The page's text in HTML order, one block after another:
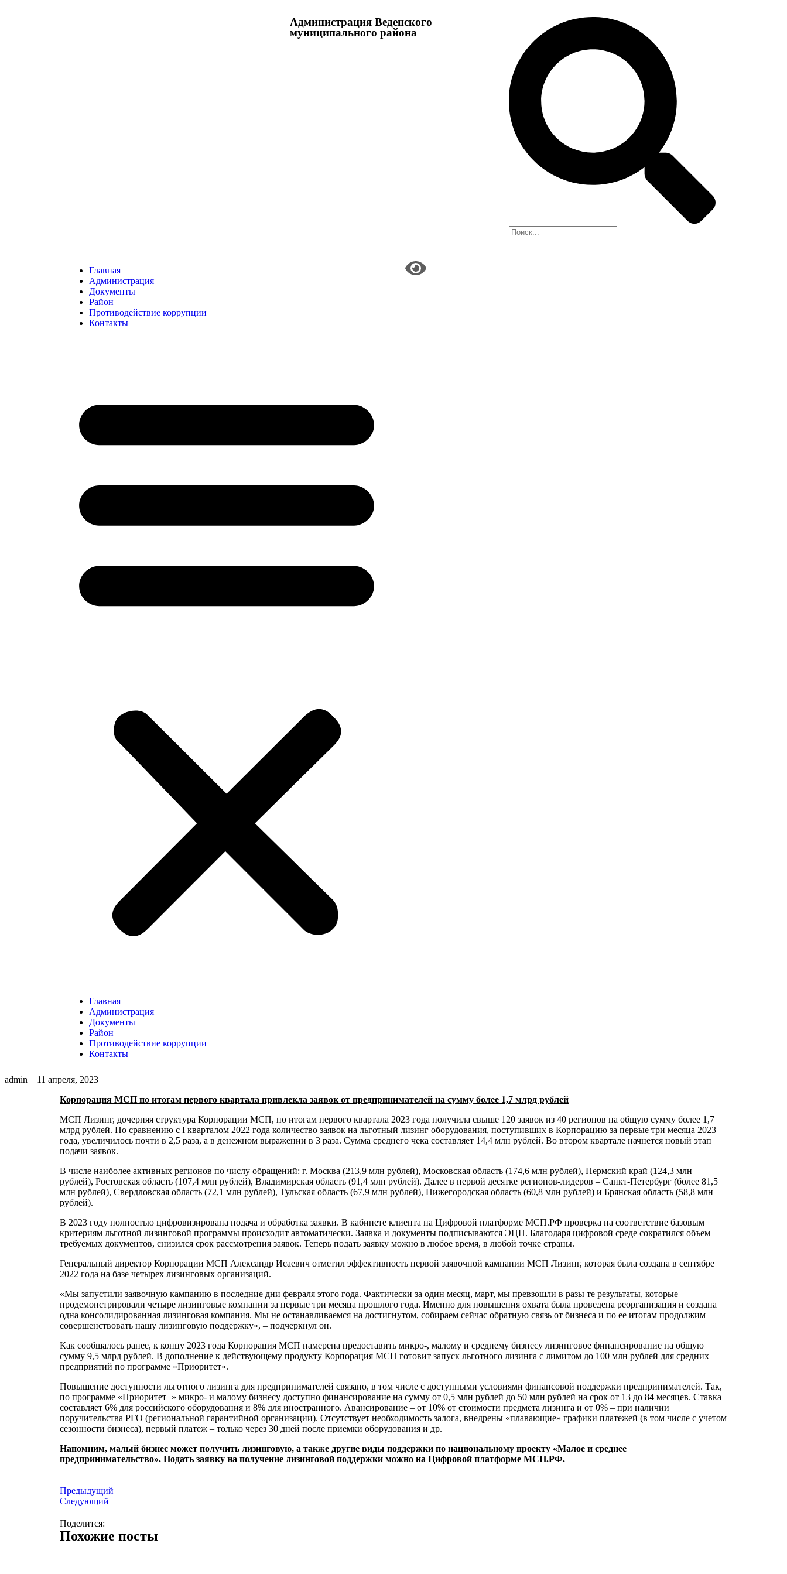
Администрация Веденского
муниципального района
Главная
Администрация
Документы
Район
Противодействие коррупции
Контакты
Главная
Администрация
Документы
Район
Противодействие коррупции
Контакты
admin
11 апреля, 2023
Корпорация МСП по итогам первого квартала привлекла заявок от предпринимателей на сумму более 1,7 млрд рублей
МСП Лизинг, дочерняя структура Корпорации МСП, по итогам первого квартала 2023 года получила свыше 120 заявок из 40 регионов на общую сумму более 1,7
млрд рублей. По сравнению с I кварталом 2022 года количество заявок на льготный лизинг оборудования, поступивших в Корпорацию за первые три месяца 2023
года, увеличилось почти в 2,5 раза, а в денежном выражении в 3 раза. Сумма среднего чека составляет 14,4 млн рублей. Во втором квартале начнется новый этап
подачи заявок.
В числе наиболее активных регионов по числу обращений: г. Москва (213,9 млн рублей), Московская область (174,6 млн рублей), Пермский край (124,3 млн
рублей), Ростовская область (107,4 млн рублей), Владимирская область (91,4 млн рублей). Далее в первой десятке регионов-лидеров – Санкт-Петербург (более 81,5
млн рублей), Свердловская область (72,1 млн рублей), Тульская область (67,9 млн рублей), Нижегородская область (60,8 млн рублей) и Брянская область (58,8 млн
рублей).
В 2023 году полностью цифровизирована подача и обработка заявки. В кабинете клиента на Цифровой платформе МСП.РФ проверка на соответствие базовым
критериям льготной лизинговой программы происходит автоматически. Заявка и документы подписываются ЭЦП. Благодаря цифровой среде сократился объем
требуемых документов, снизился срок рассмотрения заявок. Теперь подать заявку можно в любое время, в любой точке страны.
Генеральный директор Корпорации МСП Александр Исаевич отметил эффективность первой заявочной кампании МСП Лизинг, которая была создана в сентябре
2022 года на базе четырех лизинговых организаций.
«Мы запустили заявочную кампанию в последние дни февраля этого года. Фактически за один месяц, март, мы превзошли в разы те результаты, которые
продемонстрировали четыре лизинговые компании за первые три месяца прошлого года. Именно для повышения охвата была проведена реорганизация и создана
одна консолидированная лизинговая компания. Мы не останавливаемся на достигнутом, собираем сейчас обратную связь от бизнеса и по ее итогам продолжим
совершенствовать нашу лизинговую поддержку», – подчеркнул он.
Как сообщалось ранее, к концу 2023 года Корпорация МСП намерена предоставить микро-, малому и среднему бизнесу лизинговое финансирование на общую
сумму 9,5 млрд рублей. В дополнение к действующему продукту Корпорация МСП готовит запуск льготного лизинга с лимитом до 100 млн рублей для средних
предприятий по программе «Приоритет».
Повышение доступности льготного лизинга для предпринимателей связано, в том числе с доступными условиями финансовой поддержки предпринимателей. Так,
по программе «Приоритет+» микро- и малому бизнесу доступно финансирование на сумму от 0,5 млн рублей до 50 млн рублей на срок от 13 до 84 месяцев. Ставка
составляет 6% для российского оборудования и 8% для иностранного. Авансирование – от 10% от стоимости предмета лизинга и от 0% – при наличии
поручительства РГО (региональной гарантийной организации). Отсутствует необходимость залога, внедрены «плавающие» графики платежей (в том числе с учетом
сезонности бизнеса), первый платеж – только через 30 дней после приемки оборудования и др.
Напомним, малый бизнес может получить лизинговую, а также другие виды поддержки по национальному проекту «Малое и среднее
предпринимательство». Подать заявку на получение лизинговой поддержки можно на Цифровой платформе МСП.РФ.
Предыдущий
Следующий
Поделится:
Похожие посты